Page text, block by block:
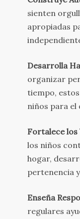
sienten
apropiadas
Desarrolla
organizar
tiempo,
niños para
Fortalece los
los niños
hogar,
pertenencia
Enseña
regulares